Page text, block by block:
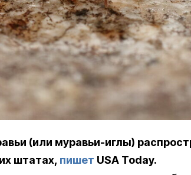
(или муравьи-иглы)
штатах, пишет USA Today.